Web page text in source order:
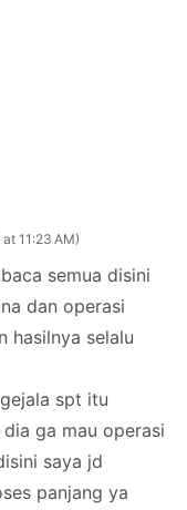
11:23 AM
semua disini
dan operasi
hasilnya selalu
spt itu
ga mau operasi
saya jd
panjang ya